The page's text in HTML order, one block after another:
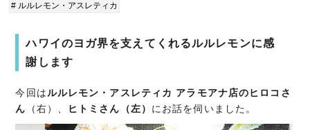
# ルルレモン・アスレティカ
ハワイのヨガ界を支えてくれるルルレモンに感
謝します
今回はルルレモン・アスレティカ アラモアナ店のヒロコさ
ん （右）、 ヒトミさん（左） にお話を伺いました。